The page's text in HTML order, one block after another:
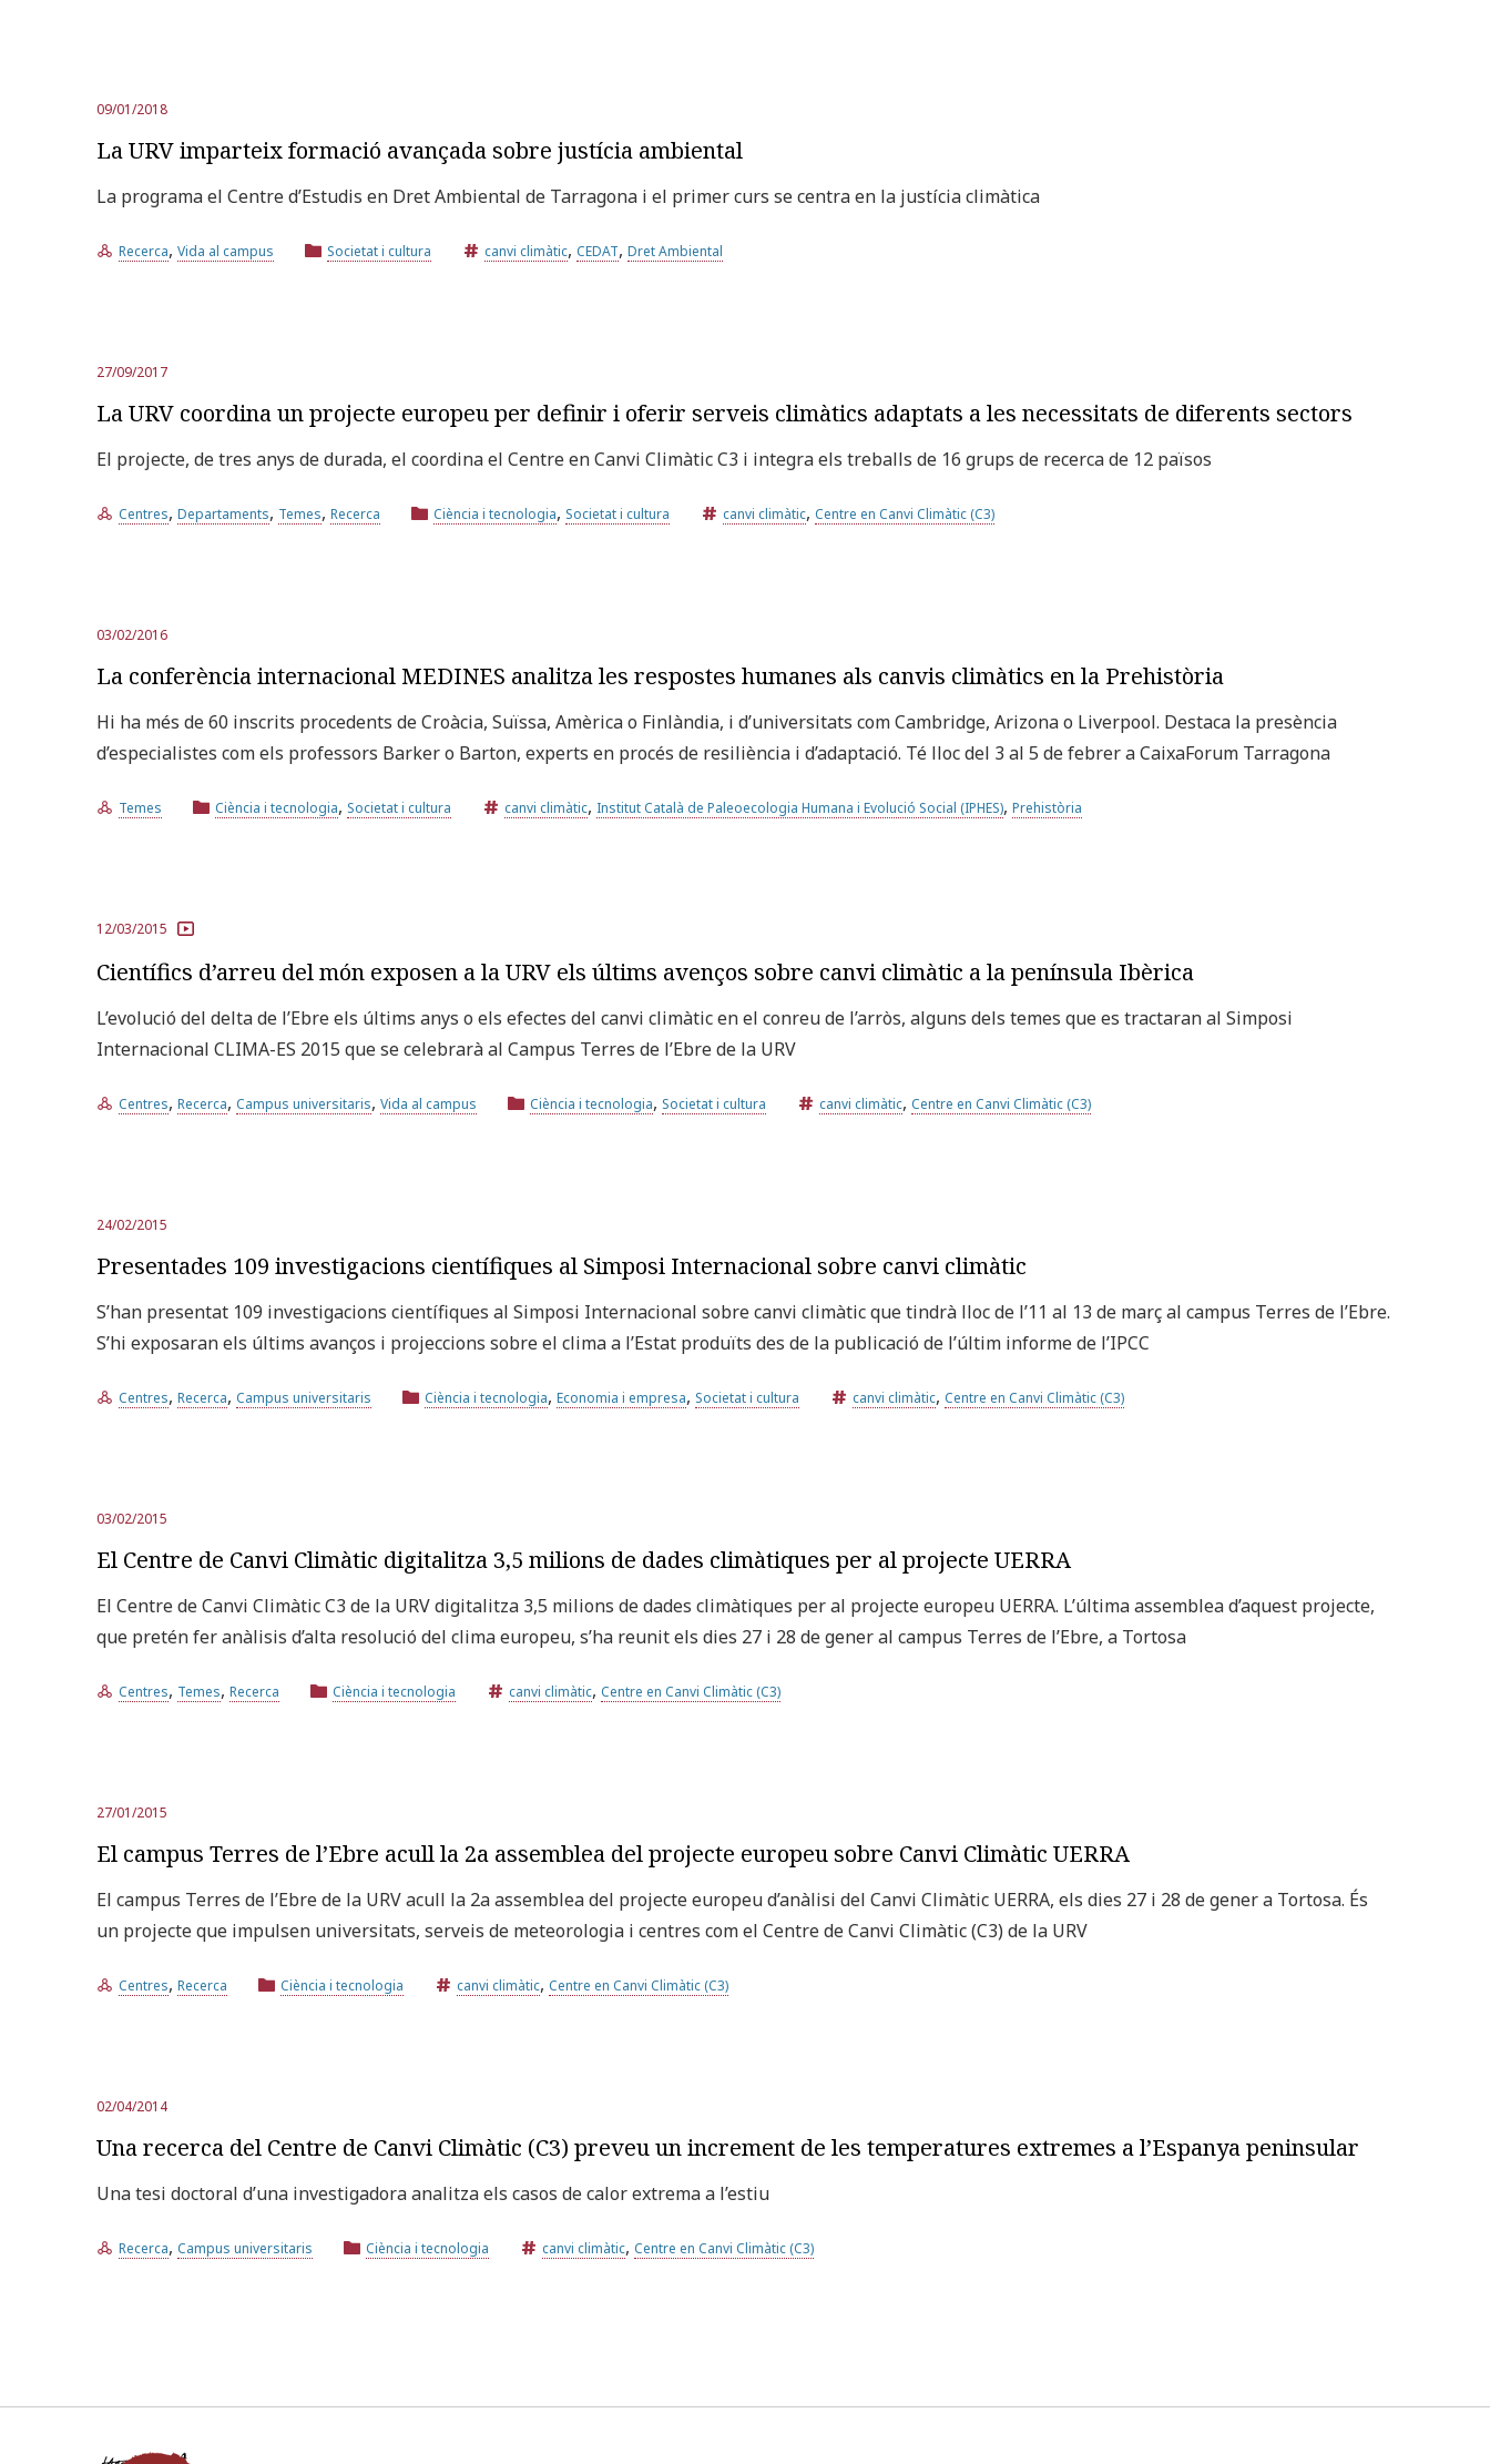
09/01/2018
La URV imparteix formació avançada sobre justícia ambiental
La programa el Centre d’Estudis en Dret Ambiental de Tarragona i el primer curs se centra en la justícia climàtica
Recerca, Vida al campus Societat i cultura canvi climàtic, CEDAT, Dret Ambiental
27/09/2017
La URV coordina un projecte europeu per definir i oferir serveis climàtics adaptats a les necessitats de diferents sectors
El projecte, de tres anys de durada, el coordina el Centre en Canvi Climàtic C3 i integra els treballs de 16 grups de recerca de 12 països
Centres, Departaments, Temes, Recerca Ciència i tecnologia, Societat i cultura canvi climàtic, Centre en Canvi Climàtic (C3)
03/02/2016
La conferència internacional MEDINES analitza les respostes humanes als canvis climàtics en la Prehistòria
Hi ha més de 60 inscrits procedents de Croàcia, Suïssa, Amèrica o Finlàndia, i d’universitats com Cambridge, Arizona o Liverpool. Destaca la presència
d’especialistes com els professors Barker o Barton, experts en procés de resiliència i d’adaptació. Té lloc del 3 al 5 de febrer a CaixaForum Tarragona
Temes Ciència i tecnologia, Societat i cultura canvi climàtic, Institut Català de Paleoecologia Humana i Evolució Social (IPHES), Prehistòria
12/03/2015
Científics d’arreu del món exposen a la URV els últims avenços sobre canvi climàtic a la península Ibèrica
L’evolució del delta de l’Ebre els últims anys o els efectes del canvi climàtic en el conreu de l’arròs, alguns dels temes que es tractaran al Simposi
Internacional CLIMA-ES 2015 que se celebrarà al Campus Terres de l’Ebre de la URV
Centres, Recerca, Campus universitaris, Vida al campus Ciència i tecnologia, Societat i cultura canvi climàtic, Centre en Canvi Climàtic (C3)
24/02/2015
Presentades 109 investigacions científiques al Simposi Internacional sobre canvi climàtic
S’han presentat 109 investigacions científiques al Simposi Internacional sobre canvi climàtic que tindrà lloc de l’11 al 13 de març al campus Terres de l’Ebre.
S’hi exposaran els últims avanços i projeccions sobre el clima a l’Estat produïts des de la publicació de l’últim informe de l’IPCC
Centres, Recerca, Campus universitaris Ciència i tecnologia, Economia i empresa, Societat i cultura canvi climàtic, Centre en Canvi Climàtic (C3)
03/02/2015
El Centre de Canvi Climàtic digitalitza 3,5 milions de dades climàtiques per al projecte UERRA
El Centre de Canvi Climàtic C3 de la URV digitalitza 3,5 milions de dades climàtiques per al projecte europeu UERRA. L’última assemblea d’aquest projecte,
que pretén fer anàlisis d’alta resolució del clima europeu, s’ha reunit els dies 27 i 28 de gener al campus Terres de l’Ebre, a Tortosa
Centres, Temes, Recerca Ciència i tecnologia canvi climàtic, Centre en Canvi Climàtic (C3)
27/01/2015
El campus Terres de l’Ebre acull la 2a assemblea del projecte europeu sobre Canvi Climàtic UERRA
El campus Terres de l’Ebre de la URV acull la 2a assemblea del projecte europeu d’anàlisi del Canvi Climàtic UERRA, els dies 27 i 28 de gener a Tortosa. És
un projecte que impulsen universitats, serveis de meteorologia i centres com el Centre de Canvi Climàtic (C3) de la URV
Centres, Recerca Ciència i tecnologia canvi climàtic, Centre en Canvi Climàtic (C3)
02/04/2014
Una recerca del Centre de Canvi Climàtic (C3) preveu un increment de les temperatures extremes a l’Espanya peninsular
Una tesi doctoral d’una investigadora analitza els casos de calor extrema a l’estiu
Recerca, Campus universitaris Ciència i tecnologia canvi climàtic, Centre en Canvi Climàtic (C3)